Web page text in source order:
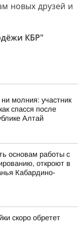
новых друзей и
КБР"
молния: участник
спасся после
Алтай
основам работы с
откроют в
Кабардино-
скоро обретет